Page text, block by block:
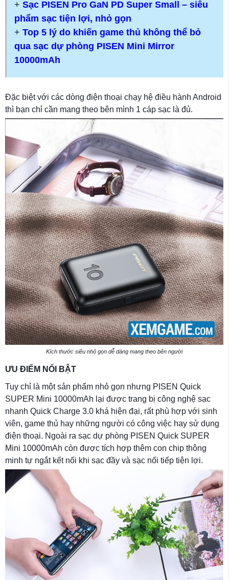
+ Sạc PISEN Pro GaN PD Super Small – siêu
phẩm sạc tiện lợi, nhỏ gọn
+ Top 5 lý do khiến game thủ không thể bỏ
qua sạc dự phòng PISEN Mini Mirror
10000mAh
Đặc biệt với các dòng điện thoại chạy hệ điều hành Android
thì bạn chỉ cần mang theo bên mình 1 cáp sạc là đủ.
Kích thước siêu nhỏ gọn dễ dàng mang theo bên người
ƯU ĐIỂM NỔI BẬT
Tuy chỉ là một sản phẩm nhỏ gọn nhưng PISEN Quick
SUPER Mini 10000mAh lại được trang bị công nghệ sạc
nhanh Quick Charge 3.0 khá hiện đại, rất phù hợp với sinh
viên, game thủ hay những người có công việc hay sử dụng
điện thoại. Ngoài ra sạc dự phòng PISEN Quick SUPER
Mini 10000mAh còn được tích hợp thêm con chip thông
minh tự ngắt kết nối khi sạc đầy và sạc nối tiếp tiện lợi.